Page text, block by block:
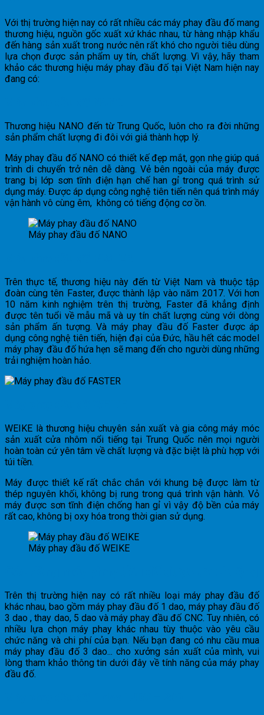
Với thị trường hiện nay có rất nhiều các máy phay đầu đố mang
thương hiệu, nguồn gốc xuất xứ khác nhau, từ hàng nhập khẩu
đến hàng sản xuất trong nước nên rất khó cho người tiêu dùng
lựa chọn được sản phẩm uy tín, chất lượng. Vì vậy, hãy tham
khảo các thương hiệu máy phay đầu đố tại Việt Nam hiện nay
đang có:
Thương hiệu NANO đến từ Trung Quốc, luôn cho ra đời những
sản phẩm chất lượng đi đôi với giá thành hợp lý.
Máy phay đầu đố NANO có thiết kế đẹp mắt, gọn nhẹ giúp quá
trình di chuyển trở nên dễ dàng. Vẻ bên ngoài của máy được
trang bị lớp sơn tĩnh điện hạn chế han gỉ trong quá trình sử
dụng máy. Được áp dụng công nghệ tiên tiến nên quá trình máy
vận hành vô cùng êm, không có tiếng động cơ ồn.
Máy phay đầu đố NANO
Trên thực tế, thương hiệu này đến từ Việt Nam và thuộc tập
đoàn cùng tên Faster, được thành lập vào năm 2017. Với hơn
10 năm kinh nghiệm trên thị trường, Faster đã khẳng định
được tên tuổi về mẫu mã và uy tín chất lượng cùng với dòng
sản phẩm ấn tượng. Và máy phay đầu đố Faster được áp
dụng công nghệ tiên tiến, hiện đại của Đức, hầu hết các model
máy phay đầu đố hứa hẹn sẽ mang đến cho người dùng những
trải nghiệm hoàn hảo.
WEIKE là thương hiệu chuyên sản xuất và gia công máy móc
sản xuất cửa nhôm nổi tiếng tại Trung Quốc nên mọi người
hoàn toàn cứ yên tâm về chất lượng và đặc biệt là phù hợp với
túi tiền.
Máy được thiết kế rất chắc chắn với khung bệ được làm từ
thép nguyên khối, không bị rung trong quá trình vận hành. Vỏ
máy được sơn tĩnh điện chống han gỉ vì vậy độ bền của máy
rất cao, không bị oxy hóa trong thời gian sử dụng.
Máy phay đầu đố WEIKE
Trên thị trường hiện nay có rất nhiều loại máy phay đầu đố
khác nhau, bao gồm máy phay đầu đố 1 dao, máy phay đầu đố
3 dao , thay dao, 5 dao và máy phay đầu đố CNC. Tuy nhiên, có
nhiều lựa chọn máy phay khác nhau tùy thuộc vào yêu cầu
chức năng và chi phí của bạn. Nếu bạn đang có nhu cầu mua
máy phay đầu đố 3 dao... cho xưởng sản xuất của mình, vui
lòng tham khảo thông tin dưới đây về tính năng của máy phay
đầu đố.